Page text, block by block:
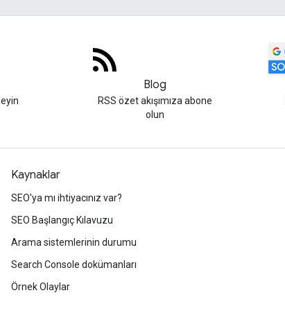
Blog
RSS özet akışımıza abone
olun
Kaynaklar
SEO'ya mı ihtiyacınız var?
SEO Başlangıç Kılavuzu
Arama sistemlerinin durumu
Search Console dokümanları
Örnek Olaylar